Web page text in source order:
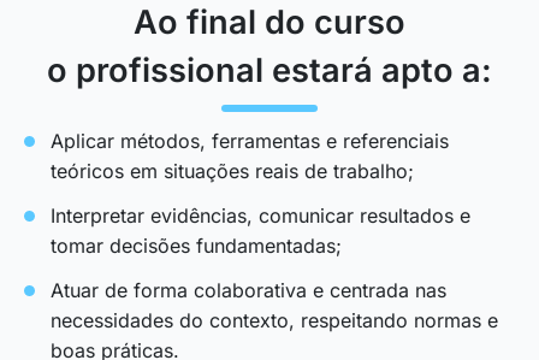
Ao final do curso
o profissional estará apto a:
Aplicar métodos, ferramentas e referenciais
teóricos em situações reais de trabalho;
Interpretar evidências, comunicar resultados e
tomar decisões fundamentadas;
Atuar de forma colaborativa e centrada nas
necessidades do contexto, respeitando normas e
boas práticas.